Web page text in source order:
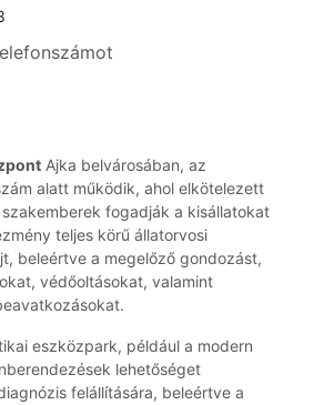
Ajka belvárosában, az
alatt működik, ahol elkötelezett
fogadják a kisállatokat
teljes körű állatorvosi
beleértve a megelőző gondozást,
védőoltásokat, valamint
eszközpark, például a modern
lehetőséget
felállítására, beleértve a